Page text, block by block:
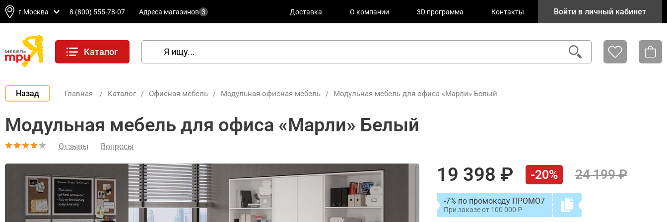
г.Москва 8 (800) 555-78-07 Адреса магазинов 3 Доставка О компании 3D программа Контакты Войти в личный кабинет
Каталог
Назад Главная / Каталог / Офисная мебель / Модульная офисная мебель / Модульная мебель для офиса «Марли» Белый
Модульная мебель для офиса «Марли» Белый
Отзывы Вопросы
19 398 -20% 24 199
-7% по промокоду ПРОМО7
При заказе от 100 000